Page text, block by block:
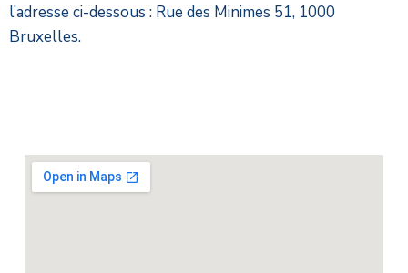
l’adresse ci-dessous : Rue des Minimes 51, 1000
Bruxelles.